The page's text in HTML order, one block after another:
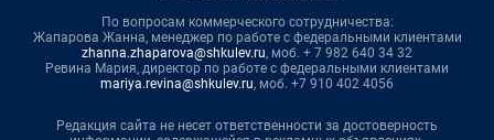
По вопросам коммерческого сотрудничества:
Жапарова Жанна, менеджер по работе с федеральными клиентами
zhanna.zhaparova@shkulev.ru, моб. + 7 982 640 34 32
Ревина Мария, директор по работе с федеральными клиентами
mariya.revina@shkulev.ru, моб. +7 910 402 4056
Редакция сайта не несет ответственности за достоверность